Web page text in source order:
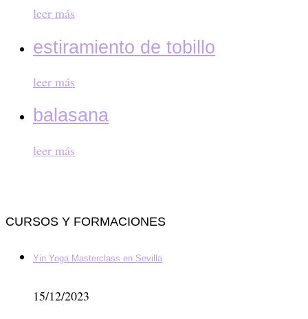
leer más
estiramiento de tobillo
leer más
balasana
leer más
CURSOS Y FORMACIONES
Yin Yoga Masterclass en Sevilla
15/12/2023